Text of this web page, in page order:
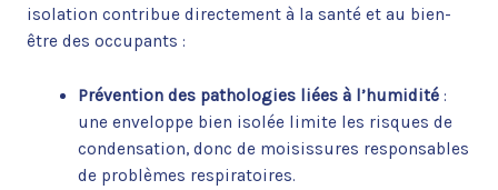
isolation contribue directement à la santé et au bien-
être des occupants :
Prévention des pathologies liées à l’humidité :
une enveloppe bien isolée limite les risques de
condensation, donc de moisissures responsables
de problèmes respiratoires.